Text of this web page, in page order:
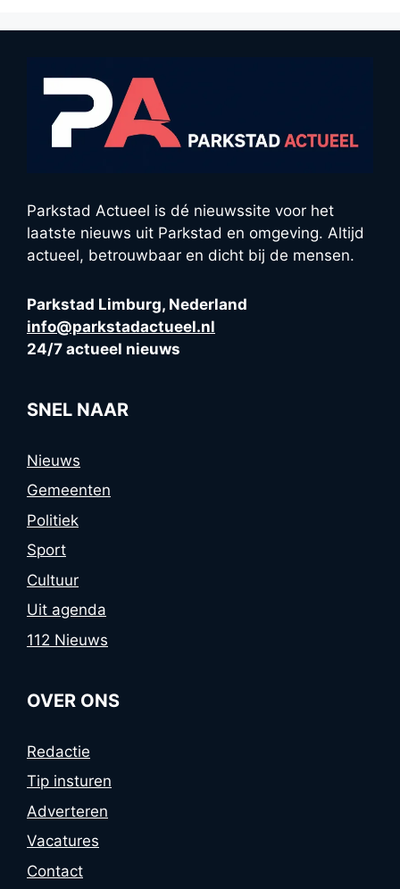
Parkstad Actueel is dé nieuwssite voor het
laatste nieuws uit Parkstad en omgeving. Altijd
actueel, betrouwbaar en dicht bij de mensen.
Parkstad Limburg, Nederland
info@parkstadactueel.nl
24/7 actueel nieuws
SNEL NAAR
Nieuws
Gemeenten
Politiek
Sport
Cultuur
Uit agenda
112 Nieuws
OVER ONS
Redactie
Tip insturen
Adverteren
Vacatures
Contact